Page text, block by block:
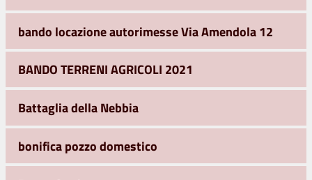
bando locazione autorimesse Via Amendola 12
BANDO TERRENI AGRICOLI 2021
Battaglia della Nebbia
bonifica pozzo domestico